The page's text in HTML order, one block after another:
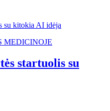
MEDICINOJE
startuolis su